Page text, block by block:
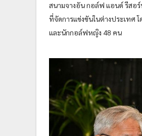
สนามจางอัน กอล์ฟ แอนด์ รีสอ
ที่จัดการแข่งขันในต่างประเทศ
และนักกอล์ฟหญิง 48 คน